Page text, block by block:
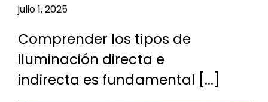
Blog
Nosotros
julio 1, 2025
Comprender los tipos de
iluminación directa e
indirecta es fundamental [...]